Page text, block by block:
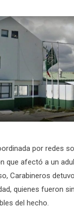
por redes
que afectó a un
Carabineros
quienes fueron
del hecho.